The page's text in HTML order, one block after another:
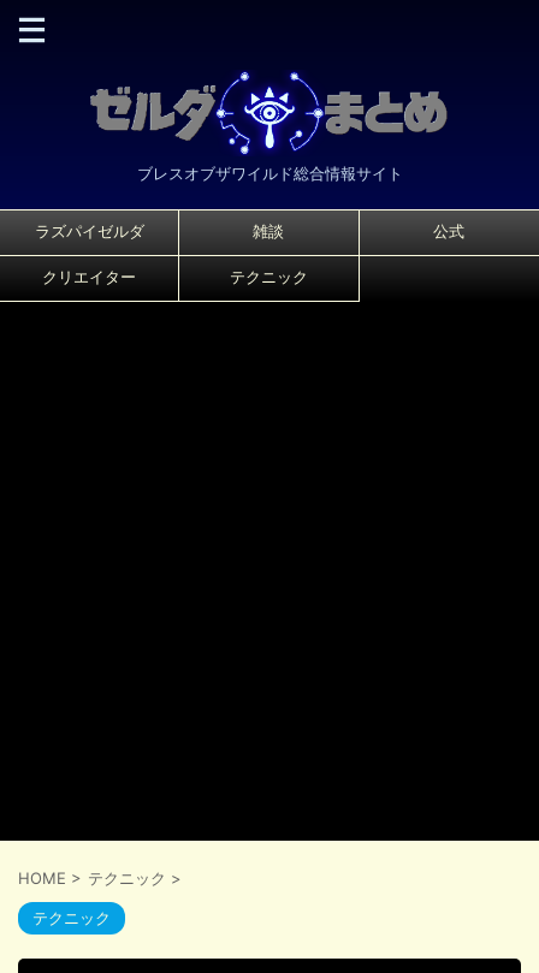
ブレスオブザワイルド総合情報サイト
ラズパイゼルダ 雑談 公式
クリエイター テクニック
HOME > テクニック >
テクニック